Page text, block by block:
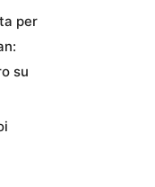
per
su